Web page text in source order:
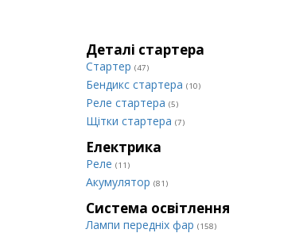
Деталі стартера
Стартер (47)
Бендикс стартера (10)
Реле стартера (5)
Щітки стартера (7)
Електрика
Реле (11)
Акумулятор (81)
Система освітлення
Лампи передніх фар (158)